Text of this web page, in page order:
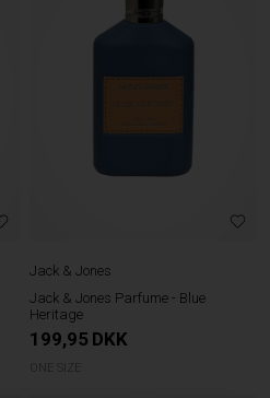
Jack & Jones
Jack & Jones Parfume - Blue
Heritage
199,95 DKK
ONE SIZE